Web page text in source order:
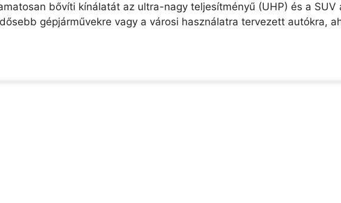
bővíti kínálatát az ultra-nagy teljesítményű (UHP) és a SUV
gépjárművekre vagy a városi használatra tervezett autókra,